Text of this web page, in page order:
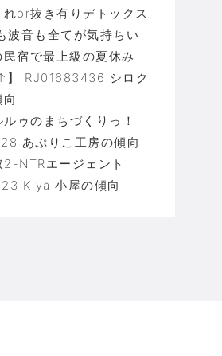
or抜き有りデトックス
音も全てが気持ちい
宿で最上級の夏休み
RJ01683436 シロク
ルゥのまちづくりっ！
あぷりこ工房の傾向
2-NTRエージェント
Kiya 小屋の傾向